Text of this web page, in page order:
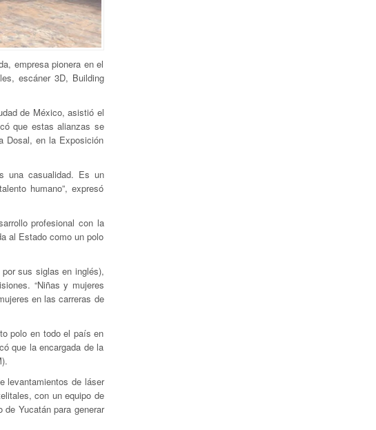
empresa pionera en el
escáner 3D, Building
de México, asistió el
que estas alianzas se
Dosal, en la Exposición
una casualidad. Es un
humano”, expresó
profesional con la
al Estado como un polo
sus siglas en inglés),
“Niñas y mujeres
en las carreras de
polo en todo el país en
que la encargada de la
levantamientos de láser
con un equipo de
Yucatán para generar